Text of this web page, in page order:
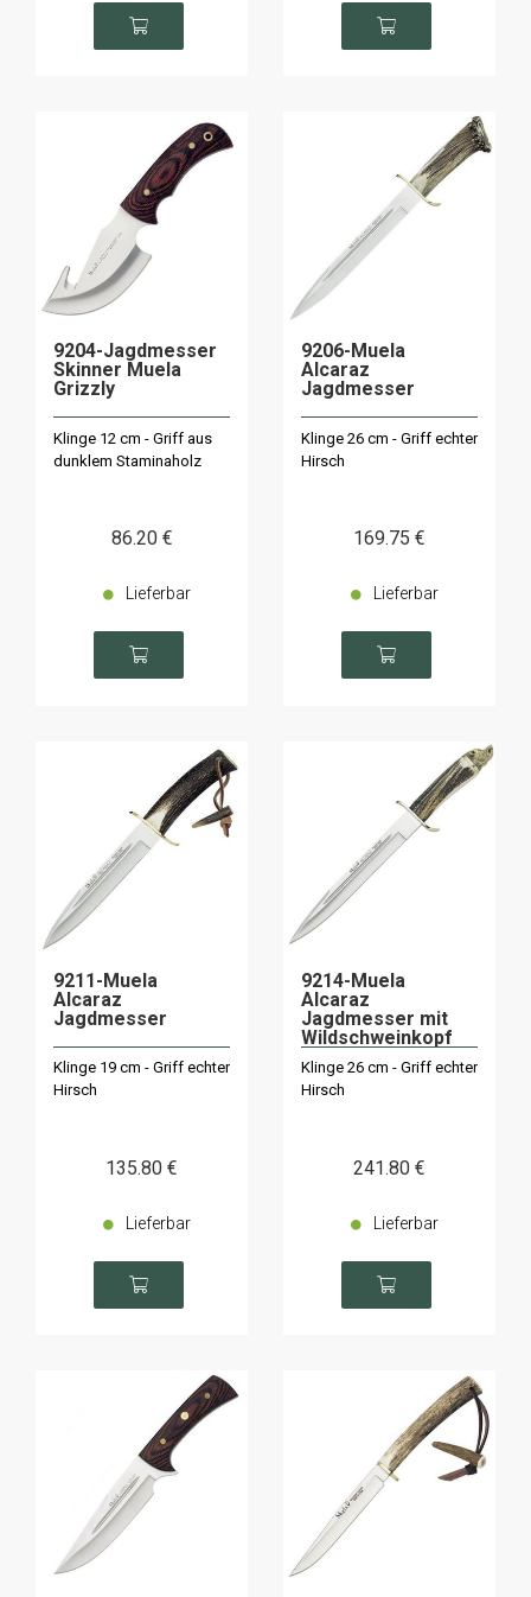
9204-Jagdmesser
Skinner Muela
Grizzly
Klinge 12 cm - Griff aus
dunklem Staminaholz
86.20 €
Lieferbar
9206-Muela
Alcaraz
Jagdmesser
Klinge 26 cm - Griff echter
Hirsch
169.75 €
Lieferbar
9211-Muela
Alcaraz
Jagdmesser
Klinge 19 cm - Griff echter
Hirsch
135.80 €
Lieferbar
9214-Muela
Alcaraz
Jagdmesser mit
Wildschweinkopf
Klinge 26 cm - Griff echter
Hirsch
241.80 €
Lieferbar